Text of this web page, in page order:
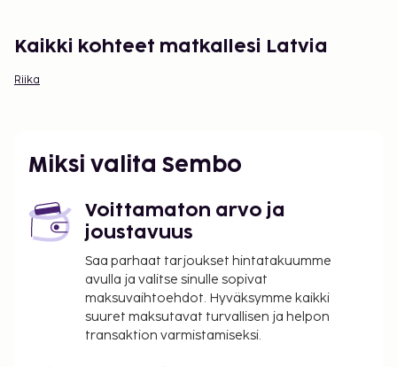
Kaikki kohteet matkallesi Latvia
Riika
Miksi valita Sembo
Voittamaton arvo ja
joustavuus
Saa parhaat tarjoukset hintatakuumme
avulla ja valitse sinulle sopivat
maksuvaihtoehdot. Hyväksymme kaikki
suuret maksutavat turvallisen ja helpon
transaktion varmistamiseksi.